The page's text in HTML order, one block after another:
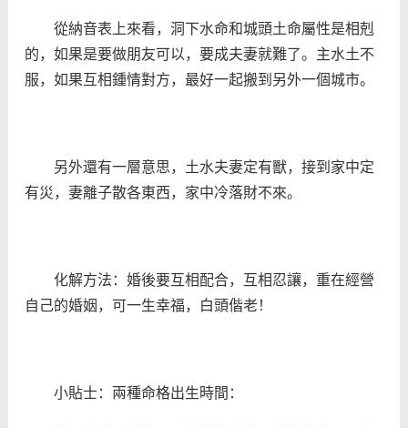
從納音表上來看，洞下水命和城頭土命屬性是相剋
的，如果是要做朋友可以，要成夫妻就難了。主水土不
服，如果互相鍾情對方，最好一起搬到另外一個城市。
另外還有一層意思，土水夫妻定有獸，接到家中定
有災，妻離子散各東西，家中冷落財不來。
化解方法：婚後要互相配合，互相忍讓，重在經營
自己的婚姻，可一生幸福，白頭偕老！
小貼士：兩種命格出生時間：